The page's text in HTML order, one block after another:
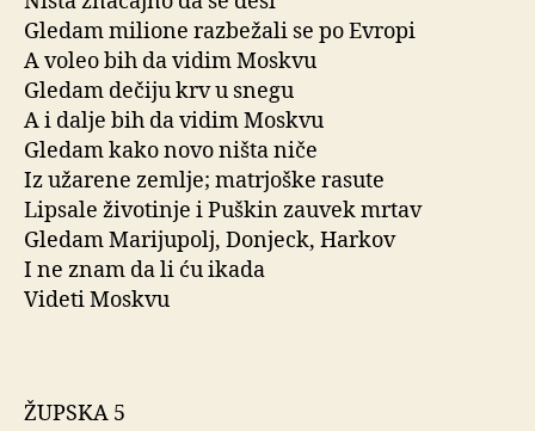
Gledam milione razbežali se po Evropi
A voleo bih da vidim Moskvu
Gledam dečiju krv u snegu
A i dalje bih da vidim Moskvu
Gledam kako novo ništa niče
Iz užarene zemlje; matrjoške rasute
Lipsale životinje i Puškin zauvek mrtav
Gledam Marijupolj, Donjeck, Harkov
I ne znam da li ću ikada
Videti Moskvu
ŽUPSKA 5